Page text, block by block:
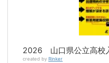
2026 山口県公立高校
created by Rinker